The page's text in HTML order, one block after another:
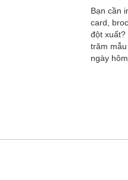
Bạn cần
card,
đột xuất?
trăm
ngày